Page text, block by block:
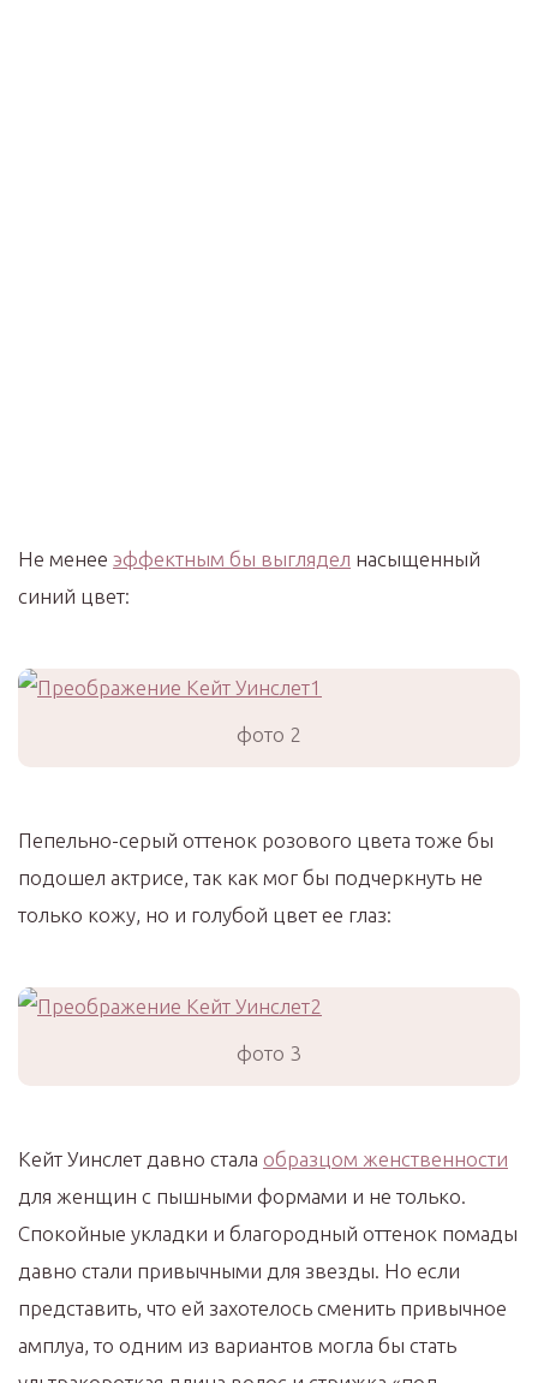
Не менее эффектным бы выглядел насыщенный
синий цвет:
фото 2
Пепельно-серый оттенок розового цвета тоже бы
подошел актрисе, так как мог бы подчеркнуть не
только кожу, но и голубой цвет ее глаз:
фото 3
Кейт Уинслет давно стала образцом женственности
для женщин с пышными формами и не только.
Спокойные укладки и благородный оттенок помады
давно стали привычными для звезды. Но если
представить, что ей захотелось сменить привычное
амплуа, то одним из вариантов могла бы стать